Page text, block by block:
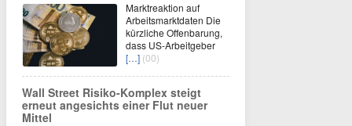
Marktreaktion auf
Arbeitsmarktdaten Die
kürzliche Offenbarung,
dass US-Arbeitgeber
[…] (00)
Wall Street Risiko-Komplex steigt
erneut angesichts einer Flut neuer
Mittel